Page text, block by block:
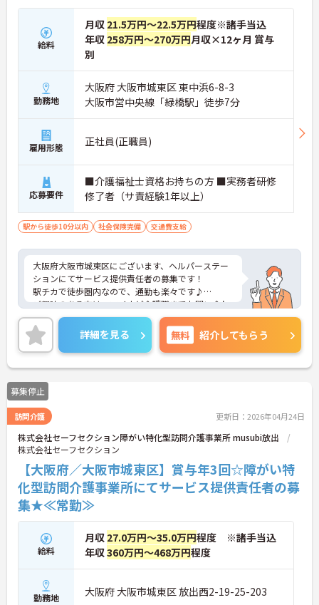
給料
月収 21.5万円～22.5万円程度※諸手当込
年収 258万円～270万円月収×12ヶ月 賞与
別
勤務地
大阪府 大阪市城東区 東中浜6-8-3
大阪市営中央線「緑橋駅」徒歩7分
雇用形態 正社員(正職員)
応募要件
■介護福祉士資格お持ちの方 ■実務者研修
修了者（サ責経験1年以上）
駅から徒歩10分以内 社会保険完備 交通費支給
大阪府大阪市城東区にございます、ヘルパーステー
ションにてサービス提供責任者の募集です！
駅チカで徒歩圏内なので、通勤も楽々です♪
ご興味のある方は、マイナビ介護職までお問い合わ
せください。
詳細を見る 無料 紹介してもらう
募集停止
訪問介護 更新日：2026年04月24日
株式会社セーフセクション障がい特化型訪問介護事業所 musubi放出
株式会社セーフセクション
【大阪府／大阪市城東区】賞与年3回☆障がい特
化型訪問介護事業所にてサービス提供責任者の募
集★≪常勤≫
給料
月収 27.0万円～35.0万円程度 ※諸手当込
年収360万円～468万円程度
勤務地 大阪府 大阪市城東区 放出西2-19-25-203